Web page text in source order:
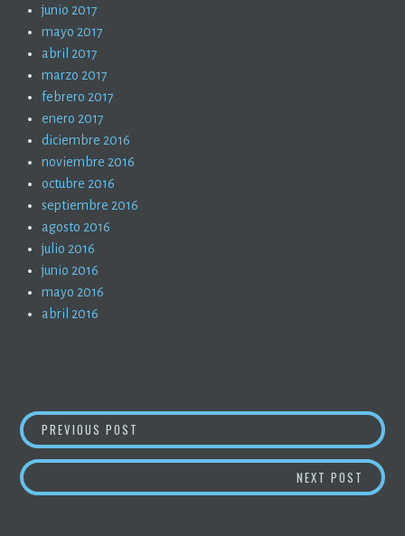
junio 2017
mayo 2017
abril 2017
marzo 2017
febrero 2017
enero 2017
diciembre 2016
noviembre 2016
octubre 2016
septiembre 2016
agosto 2016
julio 2016
junio 2016
mayo 2016
abril 2016
NAVEGACIÓN
DE
PREVIOUS POST
NEXT POST